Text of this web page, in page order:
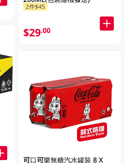
2件$45
$29.00
可口可樂無糖汽水罐裝 8 X